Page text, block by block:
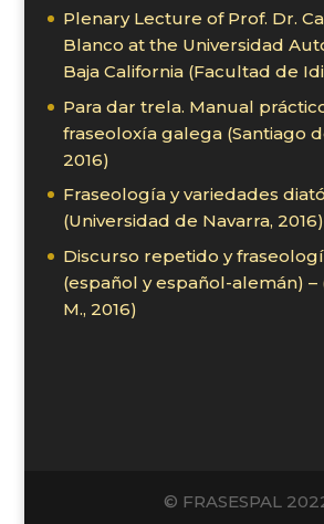
Plenary Lecture of Prof. Dr.
Blanco at the Universidad
Baja California (Facultad de
Para dar trela. Manual
fraseoloxía galega (Santiago
2016)
Fraseología y variedades
(Universidad de Navarra, 2016)
Discurso repetido y
(español y español-alemán) –
M., 2016)
© FRASESPAL